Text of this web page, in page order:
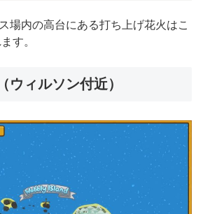
場内の高台にある打ち上げ花火はこ
す。
ウィルソン付近）